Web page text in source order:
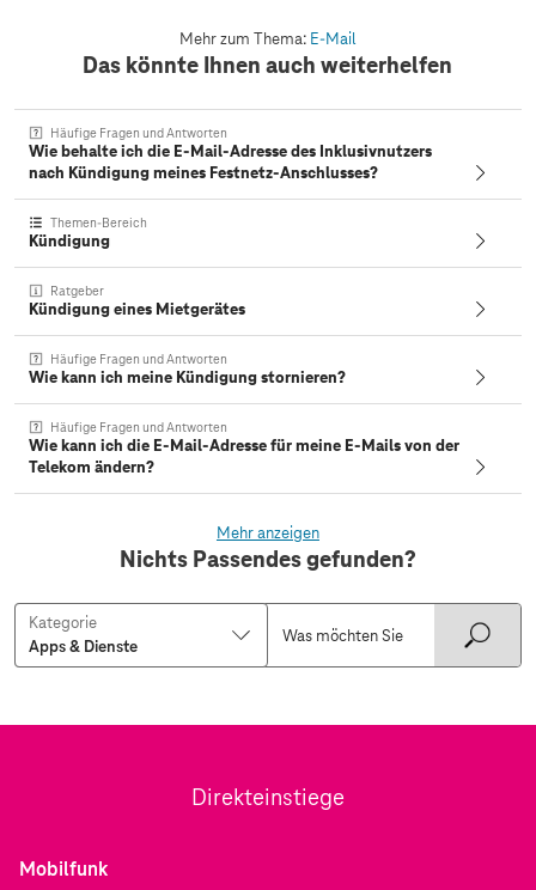
Mehr zum Thema: E-Mail
Das könnte Ihnen auch weiterhelfen
Häufige Fragen und Antworten
Wie behalte ich die E-Mail-Adresse des Inklusivnutzers
nach Kündigung meines Festnetz-Anschlusses?
Themen-Bereich
Kündigung
Ratgeber
Kündigung eines Mietgerätes
Häufige Fragen und Antworten
Wie kann ich meine Kündigung stornieren?
Häufige Fragen und Antworten
Wie kann ich die E-Mail-Adresse für meine E-Mails von der
Telekom ändern?
Mehr anzeigen
Nichts Passendes gefunden?
Kategorie
Direkteinstiege
Mobilfunk